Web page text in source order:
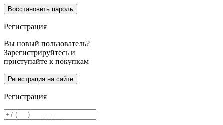
Регистрация
Вы новый пользователь?
Зарегистрируйтесь и
приступайте к покупкам
Регистрация